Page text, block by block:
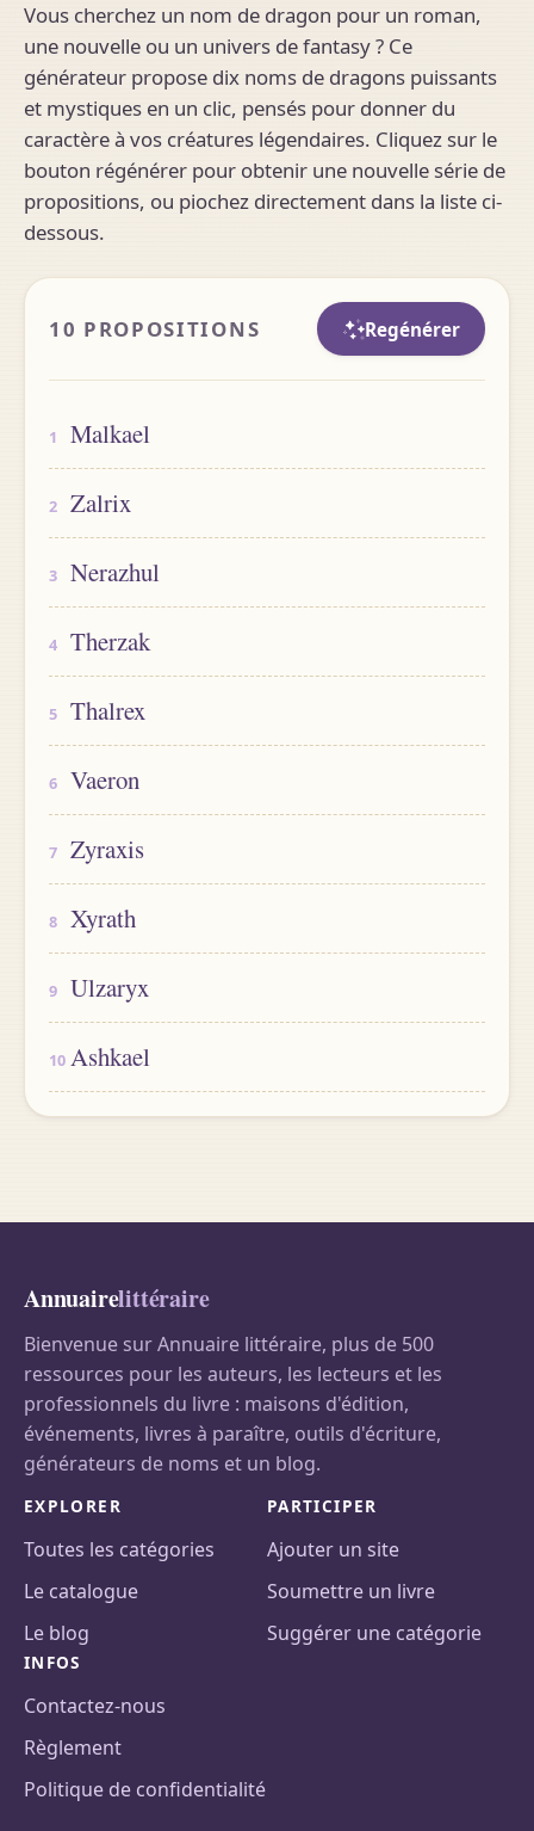
Vous cherchez un nom de dragon pour un roman,
une nouvelle ou un univers de fantasy ? Ce
générateur propose dix noms de dragons puissants
et mystiques en un clic, pensés pour donner du
caractère à vos créatures légendaires. Cliquez sur le
bouton régénérer pour obtenir une nouvelle série de
propositions, ou piochez directement dans la liste ci-
dessous.
10 PROPOSITIONS Regénérer
Malkael
Zalrix
Nerazhul
Therzak
Thalrex
Vaeron
Zyraxis
Xyrath
Ulzaryx
Ashkael
Annuairelittéraire
Bienvenue sur Annuaire littéraire, plus de 500
ressources pour les auteurs, les lecteurs et les
professionnels du livre : maisons d'édition,
événements, livres à paraître, outils d'écriture,
générateurs de noms et un blog.
EXPLORER
Toutes les catégories
Le catalogue
Le blog
PARTICIPER
Ajouter un site
Soumettre un livre
Suggérer une catégorie
INFOS
Contactez-nous
Règlement
Politique de confidentialité